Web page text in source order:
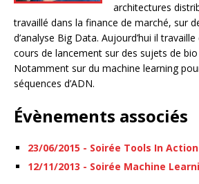
architectures
travaillé dans la finance de marché, sur
d’analyse Big Data. Aujourd’hui il
cours de lancement sur des sujets de
Notamment sur du machine learning
séquences d’ADN.
Évènements associés
23/06/2015 - Soirée Tools In Action
12/11/2013 - Soirée Machine